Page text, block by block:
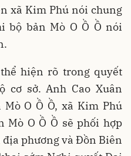
xã Kim Phú nói chung
bộ bản Mò O Ồ Ồ nói
hiện rõ trong quyết
cơ sở. Anh Cao Xuân
O Ồ Ồ, xã Kim Phú
Mò O Ồ Ồ sẽ phối hợp
phương và Đồn Biên